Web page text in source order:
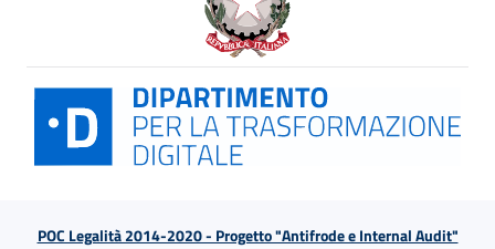
POC Legalità 2014-2020 - Progetto "Antifrode e Internal Audit"